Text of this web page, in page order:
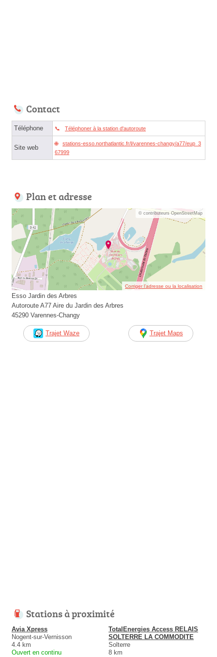
Contact
Téléphone Téléphoner à la station d'autoroute
Site web
stations-esso.northatlantic.fr/l/varennes-changy/a77/eup_3
67999
Plan et adresse
© contributeurs OpenStreetMap
Corriger l’adresse ou la localisation
Esso Jardin des Arbres
Autoroute A77 Aire du Jardin des Arbres
45290 Varennes-Changy
Trajet Waze Trajet Maps
Stations à proximité
Avia Xpress
Nogent-sur-Vernisson
4.4 km
Ouvert en continu
TotalEnergies Access RELAIS
SOLTERRE LA COMMODITE
Solterre
8 km